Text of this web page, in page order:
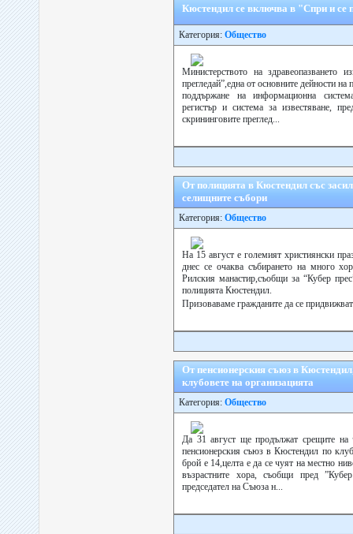
Кюстендил се включва в "Спри и се
Категория: Общество
Министерството на здравеопазването
прегледай”,една от основните дейности
поддържане на информационна
регистър и система за известяване,
скрининговите преглед...
От полицията в Кюстендил със
селищните събори
Категория: Общество
На 15 август е големият християнски
днес се очаква събирането на много
Рилския манастир,съобщи за “Кубер
полицията Кюстендил.
Призоваваме гражданите да се
От пенсионерския съюз в
клубовете на организацията
Категория: Общество
Да 31 август ще продължат срещите на
пенсионерския съюз в Кюстендил по
брой е 14,целта е да се чуят на местно
възрастните хора, съобщи пред
председател на Съюза н...